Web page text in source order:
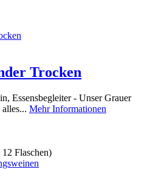
Trocken
Essensbegleiter - Unser Grauer
Mehr Informationen
12 Flaschen)